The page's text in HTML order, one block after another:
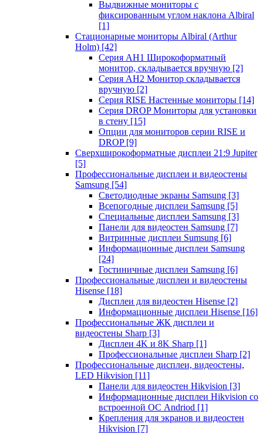
Выдвижные мониторы с
фиксированным углом наклона Albiral
[1]
Стационарные мониторы Albiral (Arthur
Holm) [42]
Серия AH1 Широкоформатный
монитор, складывается вручную [2]
Серия AH2 Монитор складывается
вручную [2]
Серия RISE Настенные мониторы [14]
Серия DROP Мониторы для установки
в стену [15]
Опции для мониторов серии RISE и
DROP [9]
Сверхширокоформатные дисплеи 21:9 Jupiter
[5]
Профессиональные дисплеи и видеостены
Samsung [54]
Светодиодные экраны Samsung [3]
Всепогодные дисплеи Samsung [5]
Специальные дисплеи Samsung [3]
Панели для видеостен Samsung [7]
Витринные дисплеи Sumsung [6]
Информационные дисплеи Samsung
[24]
Гостиничные дисплеи Samsung [6]
Профессиональные дисплеи и видеостены
Hisense [18]
Дисплеи для видеостен Hisense [2]
Информационные дисплеи Hisense [16]
Профессиональные ЖК дисплеи и
видеостены Sharp [3]
Дисплеи 4K и 8K Sharp [1]
Профессиональные дисплеи Sharp [2]
Профессиональные дисплеи, видеостены,
LED Hikvision [11]
Панели для видеостен Hikvision [3]
Информационные дисплеи Hikvision со
встроенной ОС Andriod [1]
Крепления для экранов и видеостен
Hikvision [7]